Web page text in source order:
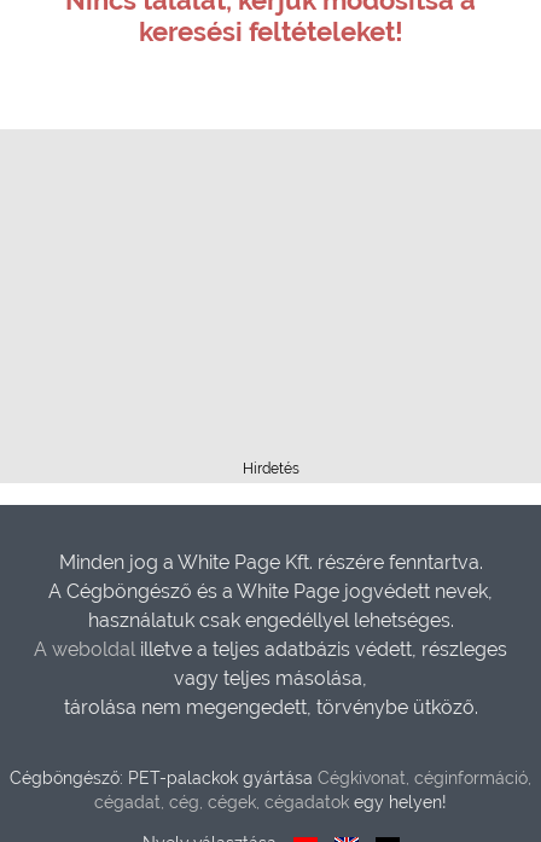
keresési feltételeket!
Hirdetés
Minden jog a White Page Kft. részére fenntartva.
A Cégböngésző és a White Page jogvédett nevek,
használatuk csak engedéllyel lehetséges.
A weboldal illetve a teljes adatbázis védett, részleges
vagy teljes másolása,
tárolása nem megengedett, törvénybe ütköző.
Cégböngésző: PET-palackok gyártása Cégkivonat, céginformáció,
cégadat, cég, cégek, cégadatok egy helyen!